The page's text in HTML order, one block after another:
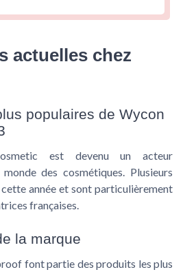
actuelles chez
populaires de Wycon
est devenu un acteur
des cosmétiques. Plusieurs
année et sont particulièrement
françaises.
la marque
font partie des produits les plus